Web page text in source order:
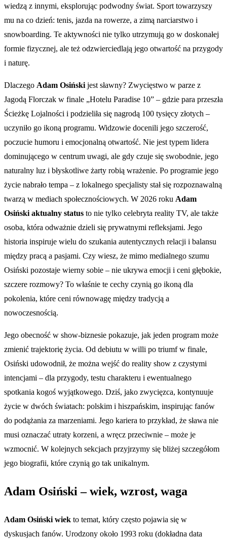
wiedzą z innymi, eksplorując podwodny świat. Sport towarzyszy
mu na co dzień: tenis, jazda na rowerze, a zimą narciarstwo i
snowboarding. Te aktywności nie tylko utrzymują go w doskonałej
formie fizycznej, ale też odzwierciedlają jego otwartość na przygody
i naturę.
Dlaczego Adam Osiński jest sławny? Zwycięstwo w parze z
Jagodą Florczak w finale „Hotelu Paradise 10” – gdzie para przeszła
Ścieżkę Lojalności i podzieliła się nagrodą 100 tysięcy złotych –
uczyniło go ikoną programu. Widzowie docenili jego szczerość,
poczucie humoru i emocjonalną otwartość. Nie jest typem lidera
dominującego w centrum uwagi, ale gdy czuje się swobodnie, jego
naturalny luz i błyskotliwe żarty robią wrażenie. Po programie jego
życie nabrało tempa – z lokalnego specjalisty stał się rozpoznawalną
twarzą w mediach społecznościowych. W 2026 roku Adam
Osiński aktualny status to nie tylko celebryta reality TV, ale także
osoba, która odważnie dzieli się prywatnymi refleksjami. Jego
historia inspiruje wielu do szukania autentycznych relacji i balansu
między pracą a pasjami. Czy wiesz, że mimo medialnego szumu
Osiński pozostaje wierny sobie – nie ukrywa emocji i ceni głębokie,
szczere rozmowy? To właśnie te cechy czynią go ikoną dla
pokolenia, które ceni równowagę między tradycją a
nowoczesnością.
Jego obecność w show-biznesie pokazuje, jak jeden program może
zmienić trajektorię życia. Od debiutu w willi po triumf w finale,
Osiński udowodnił, że można wejść do reality show z czystymi
intencjami – dla przygody, testu charakteru i ewentualnego
spotkania kogoś wyjątkowego. Dziś, jako zwycięzca, kontynuuje
życie w dwóch światach: polskim i hiszpańskim, inspirując fanów
do podążania za marzeniami. Jego kariera to przykład, że sława nie
musi oznaczać utraty korzeni, a wręcz przeciwnie – może je
wzmocnić. W kolejnych sekcjach przyjrzymy się bliżej szczegółom
jego biografii, które czynią go tak unikalnym.
Adam Osiński – wiek, wzrost, waga
Adam Osiński wiek to temat, który często pojawia się w
dyskusjach fanów. Urodzony około 1993 roku (dokładna data